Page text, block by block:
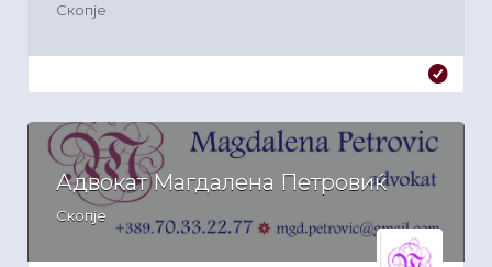
Скопје
Адвокат Магдалена Петровиќ
Скопје